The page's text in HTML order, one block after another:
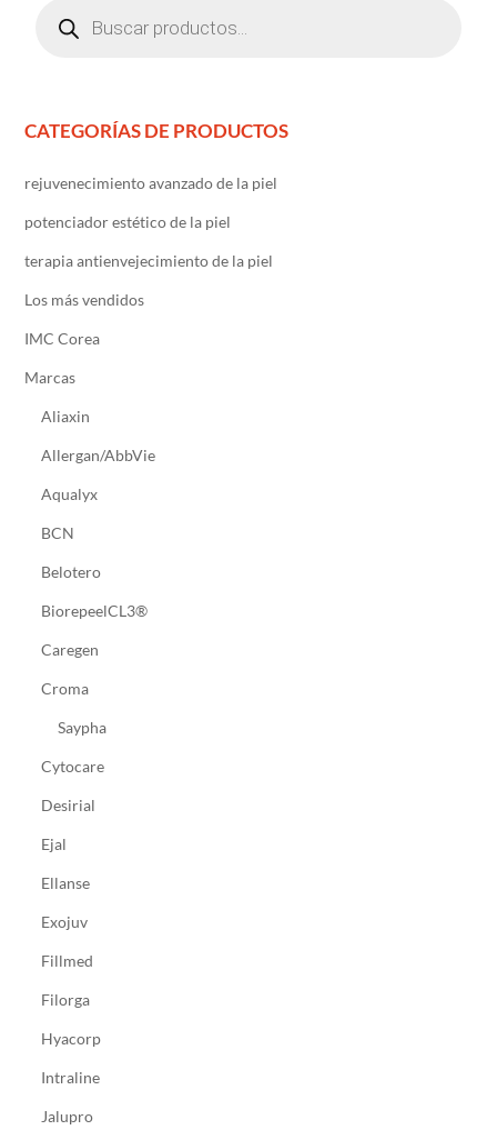
productos
CATEGORÍAS DE PRODUCTOS
rejuvenecimiento avanzado de la piel
potenciador estético de la piel
terapia antienvejecimiento de la piel
Los más vendidos
IMC Corea
Marcas
Aliaxin
Allergan/AbbVie
Aqualyx
BCN
Belotero
BiorepeelCL3®
Caregen
Croma
Saypha
Cytocare
Desirial
Ejal
Ellanse
Exojuv
Fillmed
Filorga
Hyacorp
Intraline
Jalupro